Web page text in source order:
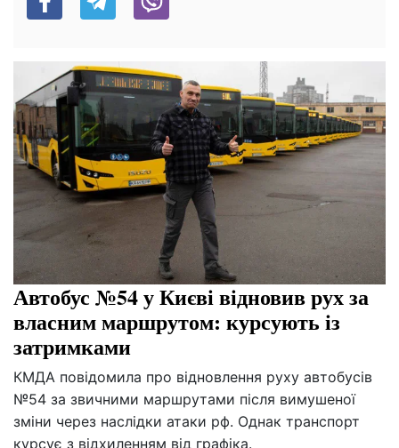
Автобус №54 у Києві відновив рух за
власним маршрутом: курсують із
затримками
КМДА повідомила про відновлення руху автобусів
№54 за звичними маршрутами після вимушеної
зміни через наслідки атаки рф. Однак транспорт
курсує з відхиленням від графіка.